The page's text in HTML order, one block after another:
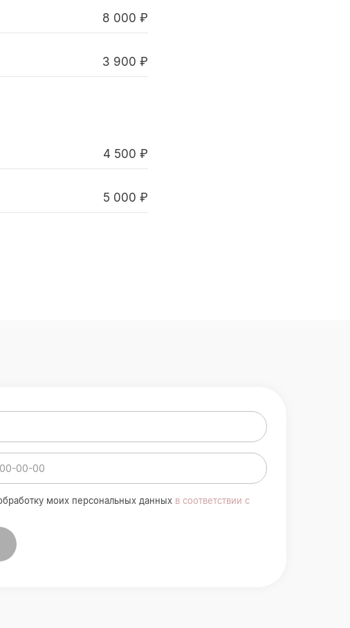
8 000 ₽
3 900 ₽
4 500 ₽
5 000 ₽
моих персональных данных в соответствии с